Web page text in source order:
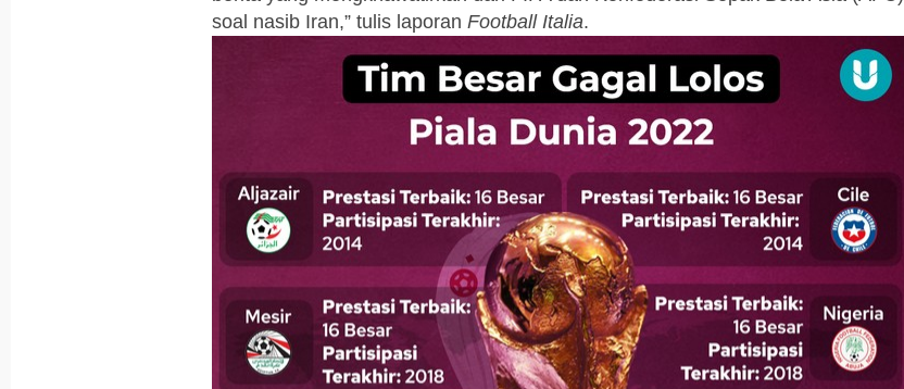
soal nasib Iran,” tulis laporan Football Italia.